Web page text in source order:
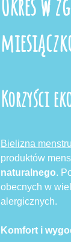
Okres w
Korzyści
Bielizna
produktów
naturalnego.
obecnych w
alergicznych.
Komfort i